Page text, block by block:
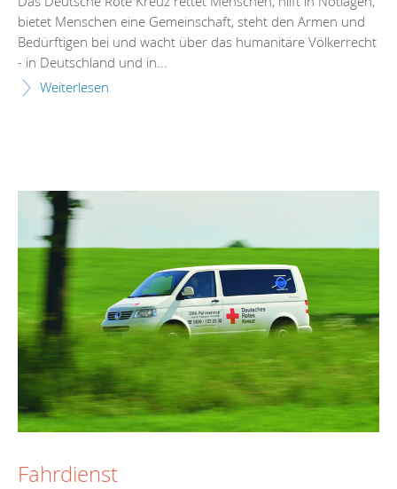
bietet Menschen eine Gemeinschaft, steht den Armen und
Bedürftigen bei und wacht über das humanitäre Völkerrecht
- in Deutschland und in...
Weiterlesen
Fahrdienst